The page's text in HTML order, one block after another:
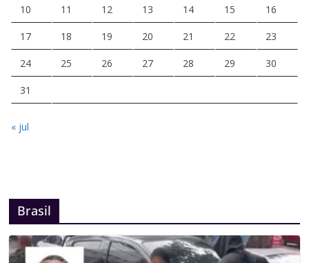
10 11 12 13 14 15 16
17 18 19 20 21 22 23
24 25 26 27 28 29 30
31
« jul
Brasil